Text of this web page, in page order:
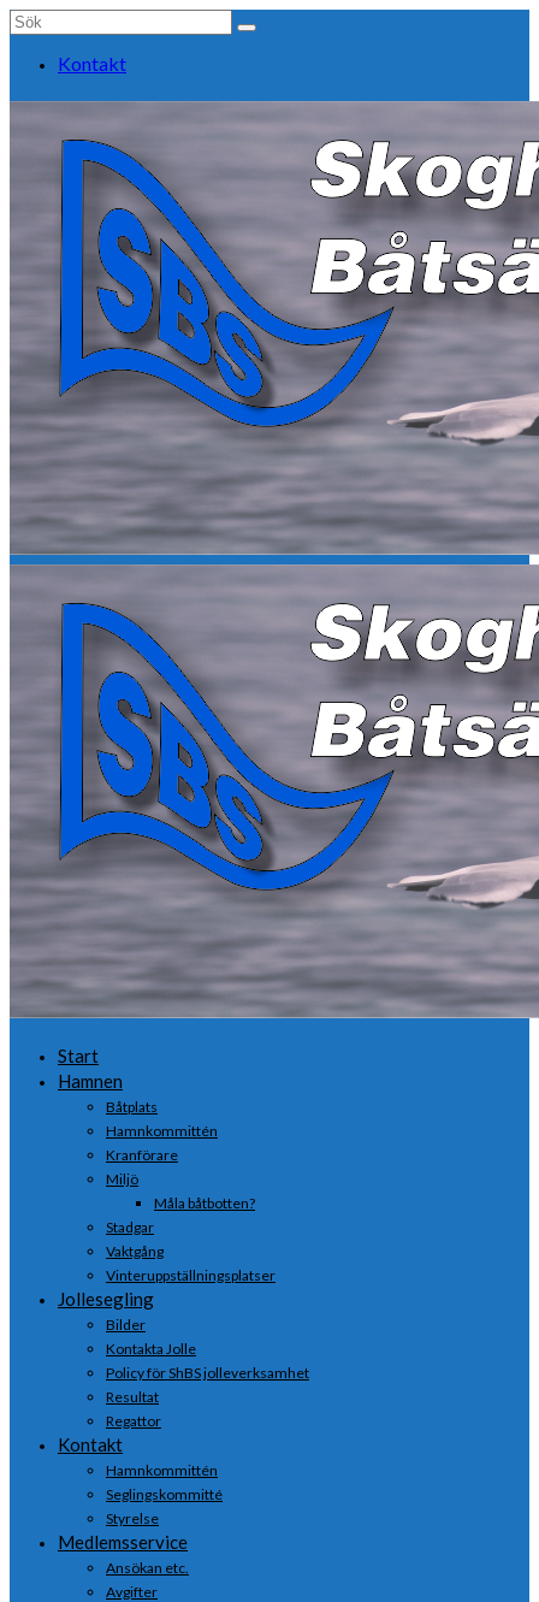
Search
Kontakt
Start
Hamnen
Båtplats
Hamnkommittén
Kranförare
Miljö
Måla båtbotten?
Stadgar
Vaktgång
Vinteruppställningsplatser
Jollesegling
Bilder
Kontakta Jolle
Policy för ShBS jolleverksamhet
Resultat
Regattor
Kontakt
Hamnkommittén
Seglingskommitté
Styrelse
Medlemsservice
Ansökan etc.
Avgifter